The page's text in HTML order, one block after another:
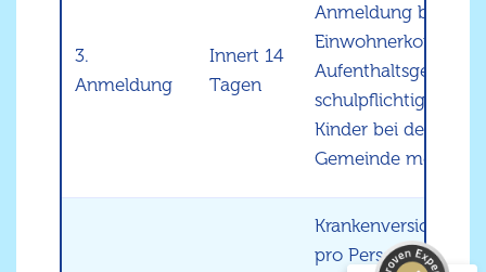
3.
Anmeldung
Innert 14
Tagen
Anmeldung bei der
Einwohnerkontrolle,
Aufenthaltsgesuch,
schulpflichtige
Kinder bei der
Gemeinde melden
pro Person
Kundenbewertungen und Erfahrungen zu